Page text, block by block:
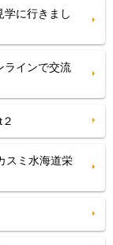
学に行きまし
ラインで交流
ミ水海道栄